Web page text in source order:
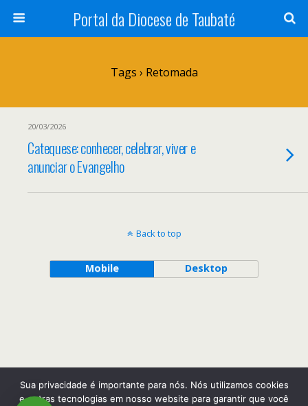
Portal da Diocese de Taubaté
Tags › Retomada
20/03/2026
Catequese: conhecer, celebrar, viver e
anunciar o Evangelho
Back to top
Mobile Desktop
Sua privacidade é importante para nós. Nós utilizamos cookies
e outras tecnologias em nosso website para garantir que você